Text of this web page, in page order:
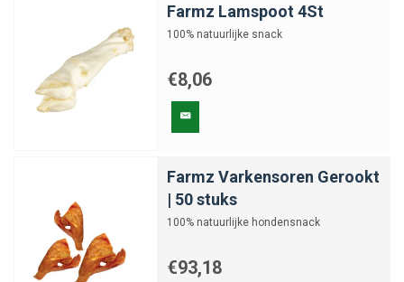
Farmz Lamspoot 4St
100% natuurlijke snack
€8,06
Farmz Varkensoren Gerookt
| 50 stuks
100% natuurlijke hondensnack
€93,18